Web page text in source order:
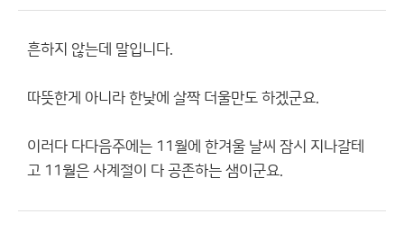
흔하지 않는데 말입니다.
따뜻한게 아니라 한낮에 살짝 더울만도 하겠군요.
이러다 다다음주에는 11월에 한겨울 날씨 잠시 지나갈테
고 11월은 사계절이 다 공존하는 샘이군요.